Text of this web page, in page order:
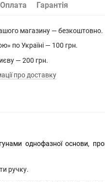
Оплата Гарантія
магазину — безкоштовно.
по Україні — 100 грн.
— 200 грн.
про доставку
однофазної основи,
ручку.